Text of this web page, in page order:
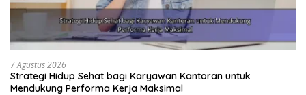
7 Agustus 2026
Strategi Hidup Sehat bagi Karyawan Kantoran untuk
Mendukung Performa Kerja Maksimal